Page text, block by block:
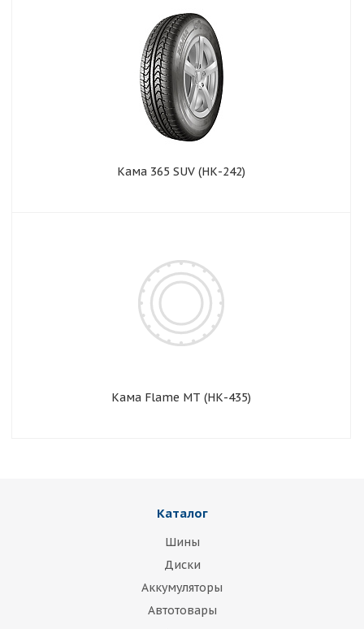
Кама 365 SUV (НК-242)
Кама Flame MT (НК-435)
Каталог
Шины
Диски
Аккумуляторы
Автотовары